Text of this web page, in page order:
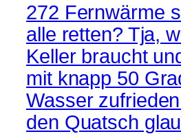
272 Fernwärme
alle retten? Tja,
Keller braucht
mit knapp 50
Wasser
den Quatsch